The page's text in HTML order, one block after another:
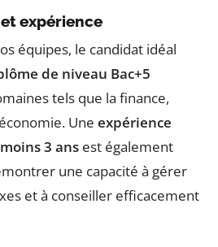
expérience
équipes, le candidat idéal
de niveau Bac+5
tels que la finance,
Une expérience
3 ans est également
une capacité à gérer
et à conseiller efficacement